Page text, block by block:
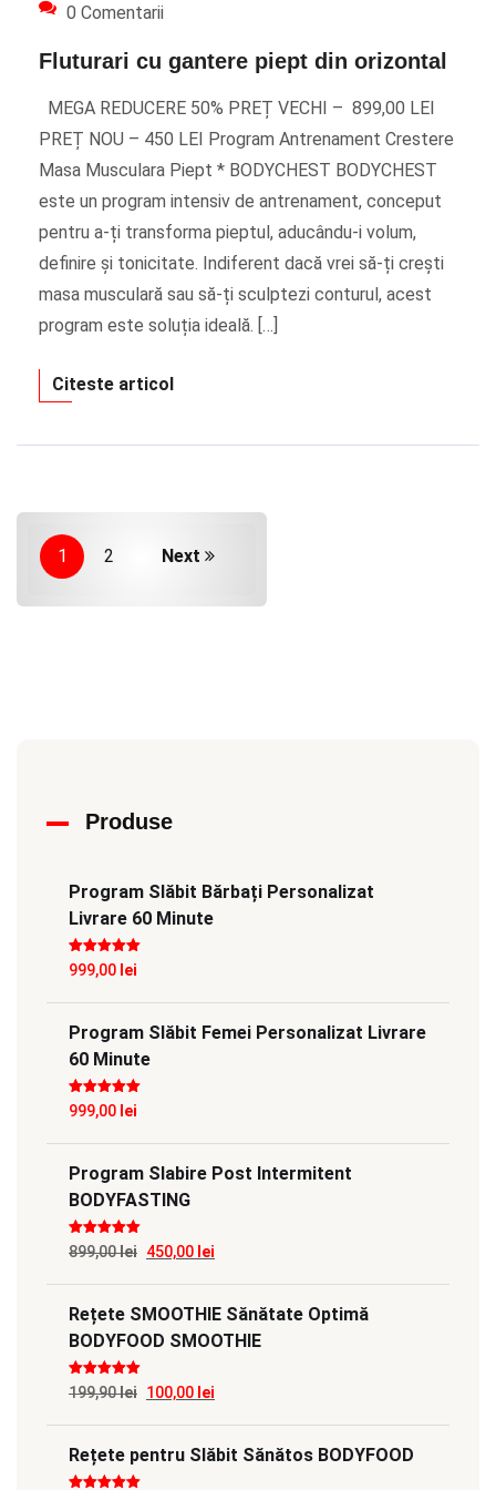
0 Comentarii
Fluturari cu gantere piept din orizontal
MEGA REDUCERE 50% PREȚ VECHI – 899,00 LEI
PREȚ NOU – 450 LEI Program Antrenament Crestere
Masa Musculara Piept * BODYCHEST BODYCHEST
este un program intensiv de antrenament, conceput
pentru a-ți transforma pieptul, aducându-i volum,
definire și tonicitate. Indiferent dacă vrei să-ți crești
masa musculară sau să-ți sculptezi conturul, acest
program este soluția ideală. […]
Citeste articol
1 2 Next
Produse
Program Slăbit Bărbați Personalizat
Livrare 60 Minute
Evaluat la5
din 5
999,00 lei
Program Slăbit Femei Personalizat Livrare
60 Minute
Evaluat la5
din 5
999,00 lei
Program Slabire Post Intermitent
BODYFASTING
Evaluat la5
din 5
899,00lei Prețul
inițial
a
fost:
450,00 lei
curent
este:
450,00 lei.
Rețete SMOOTHIE Sănătate Optimă
BODYFOOD SMOOTHIE
Evaluat la5
din 5
199,90lei Prețul
inițial
a
100,00 lei
curent
este:
Rețete pentru Slăbit Sănătos BODYFOOD